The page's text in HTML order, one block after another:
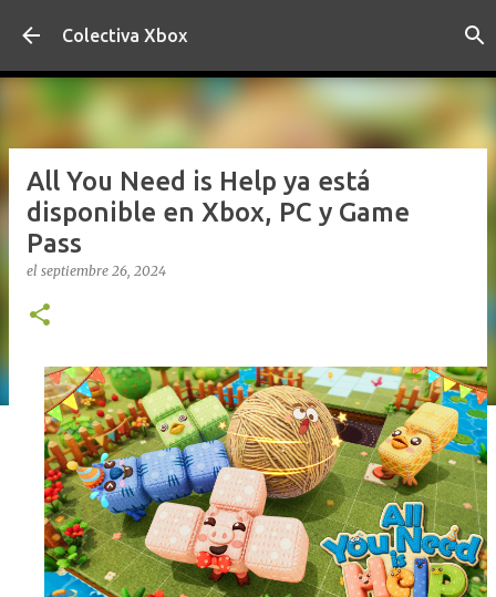
Ir al contenido principal
Colectiva Xbox
All You Need is Help ya está
disponible en Xbox, PC y Game
Pass
el septiembre 26, 2024